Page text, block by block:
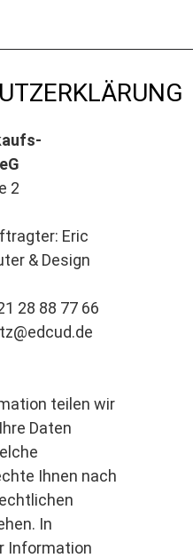
2
Eric
& Design
28 88 77 66
teilen wir
Daten
Ihnen nach
In
Information